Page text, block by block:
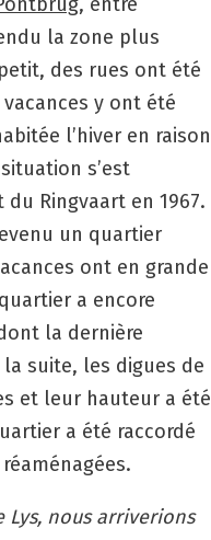
la zone plus
des rues ont été
y ont été
l’hiver en raison
s’est
Ringvaart en 1967.
un quartier
ont en grande
a encore
la dernière
la suite, les digues de
et leur hauteur a été
a été raccordé
Lys, nous arriverions